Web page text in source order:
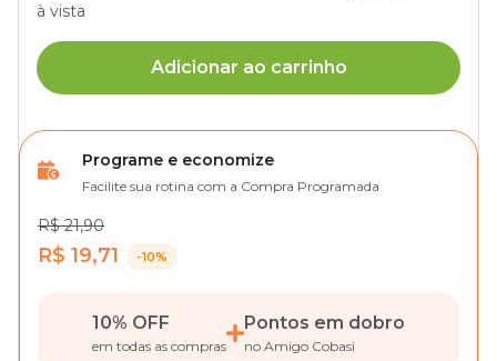
à vista
Adicionar ao carrinho
Programe e economize
Facilite sua rotina com a Compra Programada
R$ 21,90
R$ 19,71 -10%
10% OFF
em todas as compras
Pontos em dobro
no Amigo Cobasi